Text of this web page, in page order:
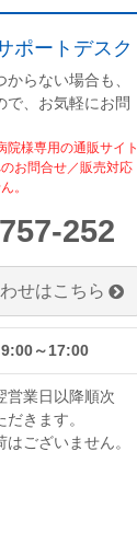
ポートデスク
らない場合も、
で、お気軽にお問
様専用の通販サイト
お問合せ／販売対応
。
252
せはこちら
～17:00
業日以降順次
きます。
ございません。